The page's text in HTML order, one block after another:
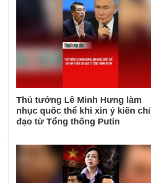
Thủ tướng Lê Minh Hưng làm
nhục quốc thể khi xin ý kiến chỉ
đạo từ Tổng thống Putin